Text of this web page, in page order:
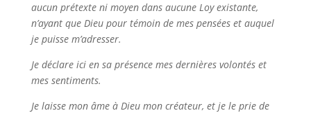
aucun prétexte ni moyen dans aucune Loy existante,
n’ayant que Dieu pour témoin de mes pensées et auquel
je puisse m’adresser.
Je déclare ici en sa présence mes dernières volontés et
mes sentiments.
Je laisse mon âme à Dieu mon créateur, et je le prie de